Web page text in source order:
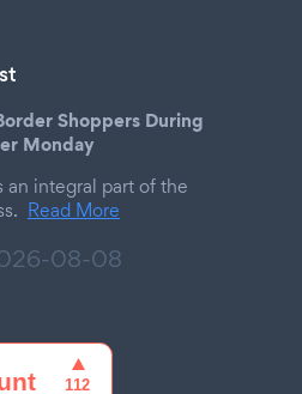
Shoppers During
Monday
integral part of the
Read More
08-08